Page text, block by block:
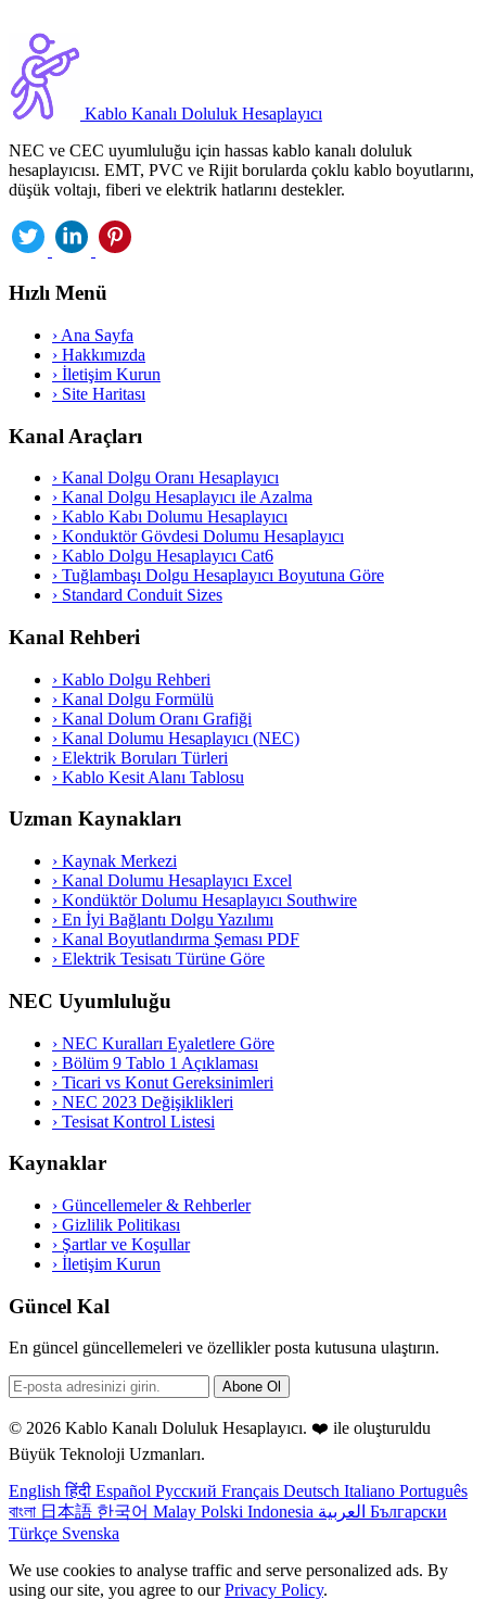
Kablo Kanalı Doluluk Hesaplayıcı
NEC ve CEC uyumluluğu için hassas kablo kanalı doluluk
hesaplayıcısı. EMT, PVC ve Rijit borularda çoklu kablo boyutlarını,
düşük voltajı, fiberi ve elektrik hatlarını destekler.
Hızlı Menü
› Ana Sayfa
› Hakkımızda
› İletişim Kurun
› Site Haritası
Kanal Araçları
› Kanal Dolgu Oranı Hesaplayıcı
› Kanal Dolgu Hesaplayıcı ile Azalma
› Kablo Kabı Dolumu Hesaplayıcı
› Konduktör Gövdesi Dolumu Hesaplayıcı
› Kablo Dolgu Hesaplayıcı Cat6
› Tuğlambaşı Dolgu Hesaplayıcı Boyutuna Göre
› Standard Conduit Sizes
Kanal Rehberi
› Kablo Dolgu Rehberi
› Kanal Dolgu Formülü
› Kanal Dolum Oranı Grafiği
› Kanal Dolumu Hesaplayıcı (NEC)
› Elektrik Boruları Türleri
› Kablo Kesit Alanı Tablosu
Uzman Kaynakları
› Kaynak Merkezi
› Kanal Dolumu Hesaplayıcı Excel
› Kondüktör Dolumu Hesaplayıcı Southwire
› En İyi Bağlantı Dolgu Yazılımı
› Kanal Boyutlandırma Şeması PDF
› Elektrik Tesisatı Türüne Göre
NEC Uyumluluğu
› NEC Kuralları Eyaletlere Göre
› Bölüm 9 Tablo 1 Açıklaması
› Ticari vs Konut Gereksinimleri
› NEC 2023 Değişiklikleri
› Tesisat Kontrol Listesi
Kaynaklar
› Güncellemeler & Rehberler
› Gizlilik Politikası
› Şartlar ve Koşullar
› İletişim Kurun
Güncel Kal
En güncel güncellemeleri ve özellikler posta kutusuna ulaştırın.
Abone Ol
© 2026 Kablo Kanalı Doluluk Hesaplayıcı. ❤️ ile oluşturuldu
Büyük Teknoloji Uzmanları.
Englishहिंदी Español Русский Français Deutsch Italiano Português
বাংলা 日本語 한국어 Malay Polski Indonesia
Български
Türkçe Svenska
We use cookies to analyse traffic and serve personalized ads. By
using our site, you agree to ourPrivacy Policy.